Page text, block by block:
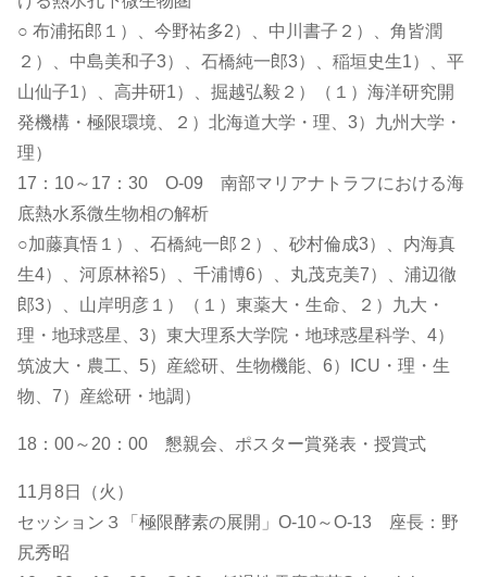
○ 布浦拓郎１）、今野祐多2）、中川書子２）、角皆潤
２）、中島美和子3）、石橋純一郎3）、稲垣史生1）、平
山仙子1）、高井研1）、掘越弘毅２）（１）海洋研究開
発機構・極限環境、２）北海道大学・理、3）九州大学・
理）
17：10～17：30 O-09 南部マリアナトラフにおける海
底熱水系微生物相の解析
○加藤真悟１）、石橋純一郎２）、砂村倫成3）、内海真
生4）、河原林裕5）、千浦博6）、丸茂克美7）、浦辺徹
郎3）、山岸明彦１）（１）東薬大・生命、２）九大・
理・地球惑星、3）東大理系大学院・地球惑星科学、4）
筑波大・農工、5）産総研、生物機能、6）ICU・理・生
物、7）産総研・地調）
18：00～20：00 懇親会、ポスター賞発表・授賞式
11月8日（火）
セッション３「極限酵素の展開」O-10～O-13 座長：野
尻秀昭